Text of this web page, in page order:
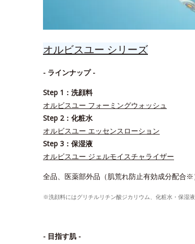
オルビスユー シリーズ
- ラインナップ -
Step 1：洗顔料
オルビスユー フォーミングウォッシュ
Step 2：化粧水
オルビスユー エッセンスローション
Step 3：保湿液
オルビスユー ジェルモイスチャライザー
全品、医薬部外品（肌荒れ防止有効成分配合※
※洗顔料にはグリチルリチン酸ジカリウム、化粧水・保湿
- 目指す肌 -